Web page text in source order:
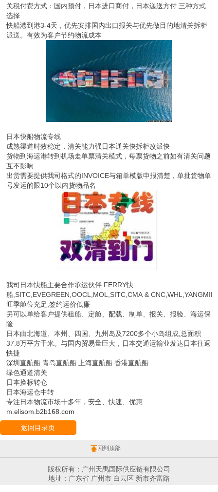
关税付费方式：国内预付，日本进口商付，日本递送方付 三种方式
选择
快船港到港3-4天，优先安排国内出口报关与优先做目的地清关拆柜
派送。有效为客户节约物流成本
日本快船物流专线
成熟渠道时效稳定，清关能力强日本通关快拆柜改派快
货物到海运港转到机场走单票清关模式，每票货物之前如有清关问题
互不影响
出货需要提供我司格式的INVOICE与箱单模版申报清楚，单批货物单
号发运的限10个以内货物品名
我司日本快船主要合作承运伙伴 FERRY快
船,SITC,EVEGREEN,OOCL,MOL,SITC,CMA &
旺季舱位充足,签约运价低廉
另可以单给客户提供租船、定舱、配载、制单、报关、报验、海运保
险
日本由北海道、本州、四国、九州岛及7200多个小岛组成,总面积
37.8万平方千米。与国内贸易量巨大，日本交通运输业发达日本往返
快捷
深圳直航船 青岛直航船 上海直航船 香港直航船
绿色通道清关
日本换标转仓
日本海运仓中转
专注日本物流市场十多年，安全、快速、优惠
m.elisom.b2b168.com
返回目录页
回到顶部
版权所有：广州天禹国际供应链有限公司
地址：广东省 广州市 白云区 新市齐富路